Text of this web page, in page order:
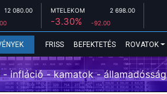
12 080.00 MTELEKOM 2 698.00
-3.30% -92.00
FRISS BEFEKTETÉS ROVATOK
- infláció - kamatok - államadósság